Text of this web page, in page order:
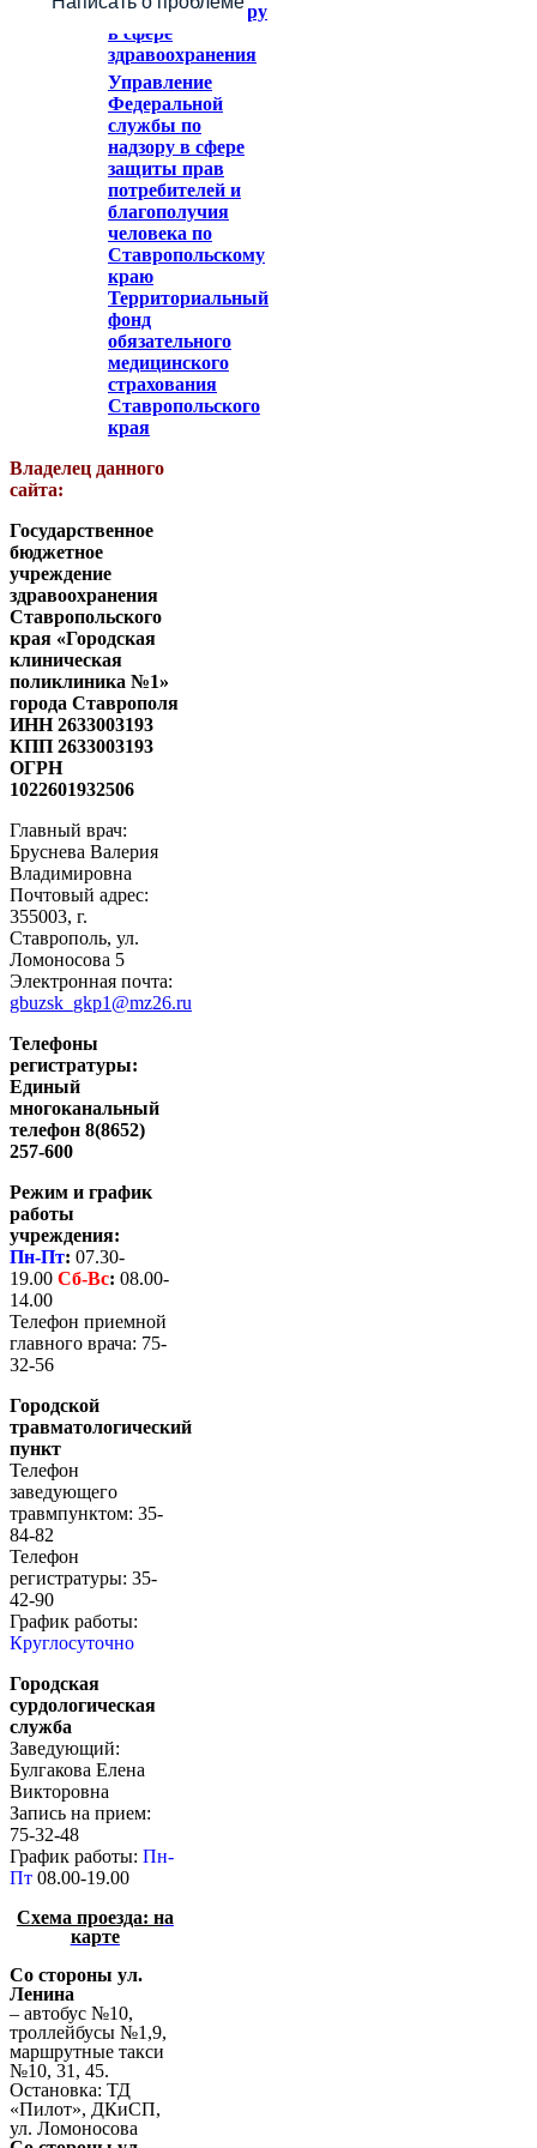
служба по надзору
в сфере
здравоохранения
Управление
Федеральной
службы по
надзору в сфере
защиты прав
потребителей и
благополучия
человека по
Ставропольскому
краю
Территориальный
фонд
обязательного
медицинского
страхования
Ставропольского
края
Владелец данного
сайта:
Государственное
бюджетное
учреждение
здравоохранения
Ставропольского
края «Городская
клиническая
поликлиника №1»
города Ставрополя
ИНН 2633003193
КПП 2633003193
ОГРН
1022601932506
Главный врач:
Бруснева Валерия
Владимировна
Почтовый адрес:
355003, г.
Ставрополь, ул.
Ломоносова 5
Электронная почта:
gbuzsk_gkp1@mz26.ru
Телефоны
регистратуры:
Единый
многоканальный
телефон 8(8652)
257-600
Режим и график
работы
учреждения:
Пн-Пт: 07.30-
19.00 Сб-Вс: 08.00-
14.00
Телефон приемной
главного врача: 75-
32-56
Городской
травматологический
пункт
Телефон
заведующего
травмпунктом: 35-
84-82
Телефон
регистратуры: 35-
42-90
График работы:
Круглосуточно
Городская
сурдологическая
служба
Заведующий:
Булгакова Елена
Викторовна
Запись на прием:
75-32-48
График работы: Пн-
Пт 08.00-19.00
Схема проезда: на
карте
Со стороны ул.
Ленина
– автобус №10,
троллейбусы №1,9,
маршрутные такси
№10, 31, 45.
Остановка: ТД
«Пилот», ДКиСП,
ул. Ломоносова